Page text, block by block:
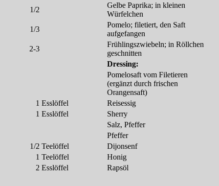
1/2
Gelbe Paprika; in kleinen
Würfelchen
1/3
Pomelo; filetiert, den Saft
aufgefangen
2-3
Frühlingszwiebeln; in Röllchen
geschnitten
Dressing:
Pomelosaft vom Filetieren
(ergänzt durch frischen
Orangensaft)
1 Esslöffel
Reisessig
1 Esslöffel
Sherry
Salz, Pfeffer
Pfeffer
1/2 Teelöffel
Dijonsenf
1 Teelöffel
Honig
2 Esslöffel Rapsöl